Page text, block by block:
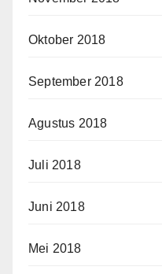
Oktober 2018
September 2018
Agustus 2018
Juli 2018
Juni 2018
Mei 2018